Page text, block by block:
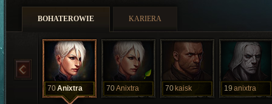
BOHATEROWIE KARIERA
70Anixtra 70Anixtra 70 kaisk 19 anixtra